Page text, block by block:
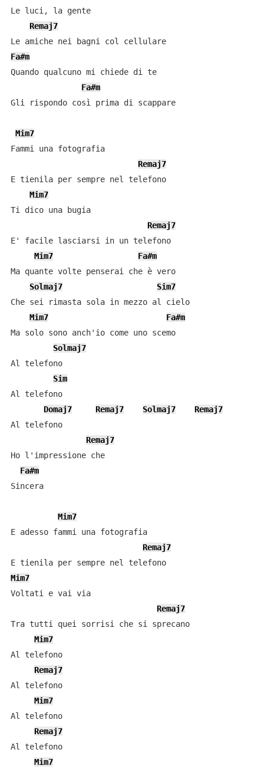
Le luci, la gente
Remaj7
Le amiche nei bagni col cellulare
Fa#m
Quando qualcuno mi chiede di te
Fa#m
Gli rispondo così prima di scappare
Mim7
Fammi una fotografia
Remaj7
E tienila per sempre nel telefono
Mim7
Ti dico una bugia
Remaj7
E' facile lasciarsi in un telefono
Mim7
Fa#m
Ma quante volte penserai che è vero
Solmaj7
Sim7
Che sei rimasta sola in mezzo al cielo
Mim7
Fa#m
Ma solo sono anch'io come uno scemo
Solmaj7
Al telefono
Sim
Al telefono
Domaj7
Remaj7 Solmaj7
Remaj7
Al telefono
Remaj7
Ho l'impressione che
Fa#m
Sincera
Mim7
E adesso fammi una fotografia
Remaj7
E tienila per sempre nel telefono
Mim7
Voltati e vai via
Remaj7
Tra tutti quei sorrisi che si sprecano
Mim7
Al telefono
Remaj7
Al telefono
Mim7
Al telefono
Remaj7
Al telefono
Mim7